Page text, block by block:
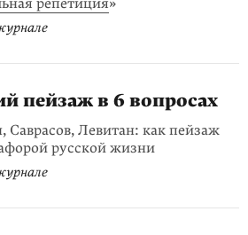
репетиция»
пейзаж в 6 вопросах
Левитан: как пейзаж
русской жизни